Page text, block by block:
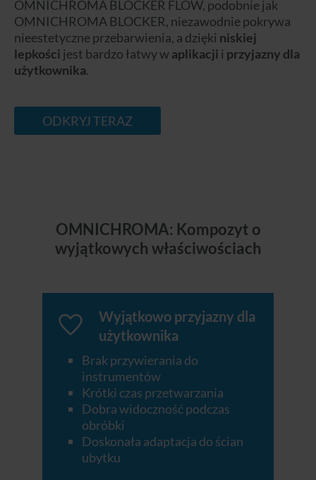
OMNICHROMA BLOCKER FLOW, podobnie jak
OMNICHROMA BLOCKER, niezawodnie pokrywa
nieestetyczne przebarwienia, a dzięki niskiej
lepkości jest bardzo łatwy w aplikacji i przyjazny dla
użytkownika.
ODKRYJ TERAZ
OMNICHROMA: Kompozyt o
wyjątkowych właściwościach
Wyjątkowo przyjazny dla
użytkownika
Brak przywierania do
instrumentów
Krótki czas przetwarzania
Dobra widoczność podczas
obróbki
Doskonała adaptacja do ścian
ubytku